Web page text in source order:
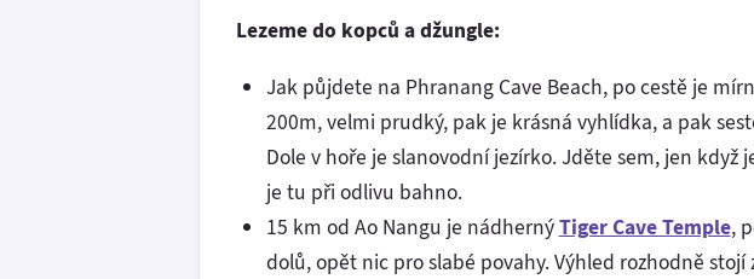
Lezeme do kopců a džungle:
Jak půjdete na Phranang Cave Beach, po cestě je
200m, velmi prudký, pak je krásná vyhlídka, a pak
Dole v hoře je slanovodní jezírko. Jděte sem, jen
je tu při odlivu bahno.
15 km od Ao Nangu je nádhernýTiger Cave Temple,
dolů, opět nic pro slabé povahy. Výhled rozhodně